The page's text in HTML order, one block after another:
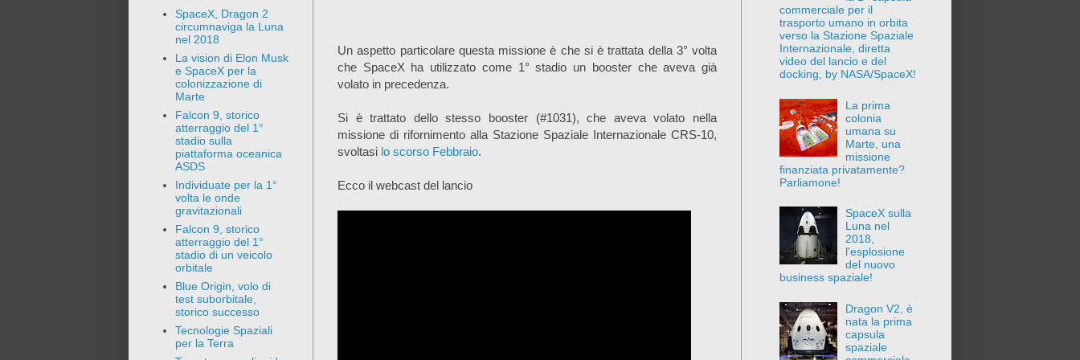
Un aspetto particolare questa missione è che si è trattata della 3° volta
che SpaceX ha utilizzato come 1° stadio un booster che aveva già
volato in precedenza.
Si è trattato dello stesso booster (#1031), che aveva volato nella
missione di rifornimento alla Stazione Spaziale Internazionale CRS-10,
svoltasi lo scorso Febbraio.
Ecco il webcast del lancio
SpaceX, Dragon 2
circumnaviga la Luna
nel 2018
La vision di Elon Musk
e SpaceX per la
colonizzazione di
Marte
Falcon 9, storico
atterraggio del 1°
stadio sulla
piattaforma oceanica
ASDS
Individuate per la 1°
volta le onde
gravitazionali
Falcon 9, storico
atterraggio del 1°
stadio di un veicolo
orbitale
Blue Origin, volo di
test suborbitale,
storico successo
Tecnologie Spaziali
per la Terra
commerciale per il
trasporto umano in orbita
verso la Stazione Spaziale
Internazionale, diretta
video del lancio e del
docking, by NASA/SpaceX!
La prima
colonia
umana su
Marte, una
missione
finanziata privatamente?
Parliamone!
SpaceX sulla
Luna nel
2018,
l'esplosione
del nuovo
business spaziale!
Dragon V2, è
nata la prima
capsula
spaziale